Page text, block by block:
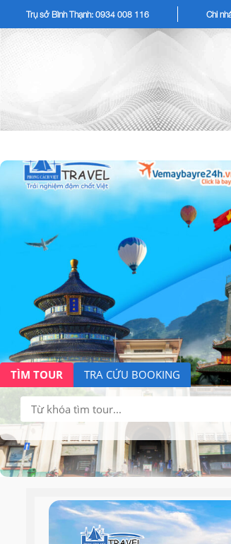
Trụ sở Bình Thạnh: 0934 008 116 Chi
TÌM TOUR TRA CỨU BOOKING
Tìm
kiếm: